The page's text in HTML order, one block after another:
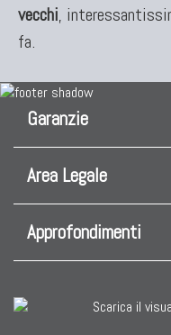
vecchi,
fa.
Garanzie
Area Legale
Approfondimenti